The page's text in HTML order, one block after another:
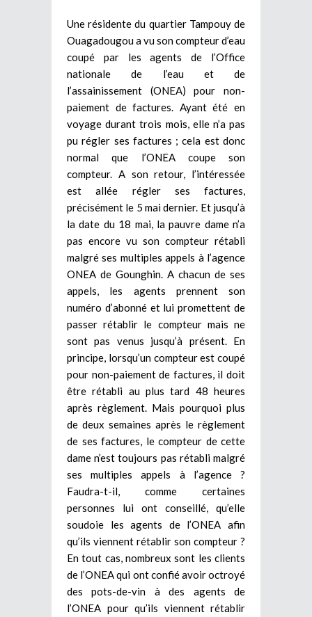
Une résidente du quartier Tampouy de
Ouagadougou a vu son compteur d’eau
coupé par les agents de l’Office
nationale de l’eau et de
l’assainissement (ONEA) pour non-
paiement de factures. Ayant été en
voyage durant trois mois, elle n’a pas
pu régler ses factures ; cela est donc
normal que l’ONEA coupe son
compteur. A son retour, l’intéressée
est allée régler ses factures,
précisément le 5 mai dernier. Et jusqu’à
la date du 18 mai, la pauvre dame n’a
pas encore vu son compteur rétabli
malgré ses multiples appels à l’agence
ONEA de Gounghin. A chacun de ses
appels, les agents prennent son
numéro d’abonné et lui promettent de
passer rétablir le compteur mais ne
sont pas venus jusqu’à présent. En
principe, lorsqu’un compteur est coupé
pour non-paiement de factures, il doit
être rétabli au plus tard 48 heures
après règlement. Mais pourquoi plus
de deux semaines après le règlement
de ses factures, le compteur de cette
dame n’est toujours pas rétabli malgré
ses multiples appels à l’agence ?
Faudra-t-il, comme certaines
personnes lui ont conseillé, qu’elle
soudoie les agents de l’ONEA afin
qu’ils viennent rétablir son compteur ?
En tout cas, nombreux sont les clients
de l’ONEA qui ont confié avoir octroyé
des pots-de-vin à des agents de
l’ONEA pour qu’ils viennent rétablir